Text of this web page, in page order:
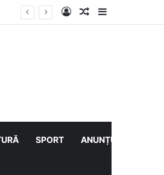
Log InArticol aleatoriu
Sidebar
SPORT ANUNȚURI